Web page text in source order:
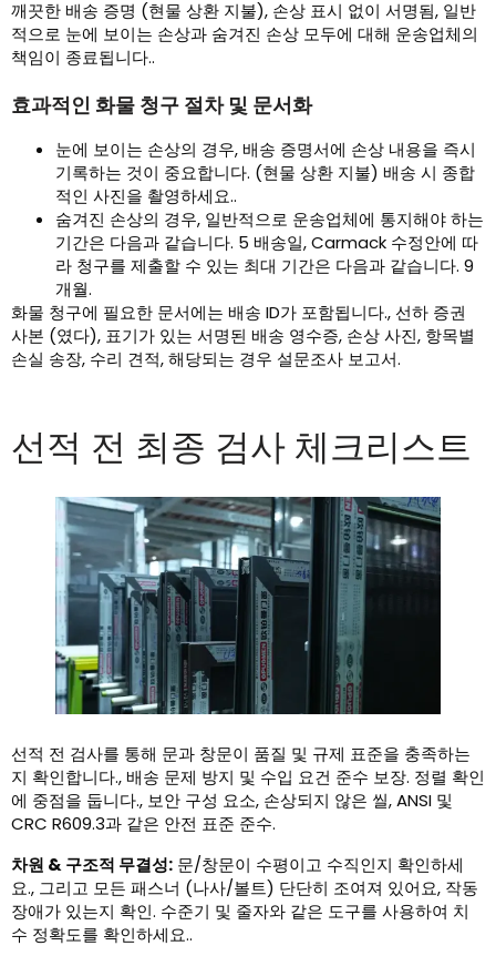
깨끗한 배송 증명 (현물 상환 지불), 손상 표시 없이 서명됨, 일반
적으로 눈에 보이는 손상과 숨겨진 손상 모두에 대해 운송업체의
책임이 종료됩니다..
효과적인 화물 청구 절차 및 문서화
눈에 보이는 손상의 경우, 배송 증명서에 손상 내용을 즉시
기록하는 것이 중요합니다. (현물 상환 지불) 배송 시 종합
적인 사진을 촬영하세요..
숨겨진 손상의 경우, 일반적으로 운송업체에 통지해야 하는
기간은 다음과 같습니다. 5 배송일, Carmack 수정안에 따
라 청구를 제출할 수 있는 최대 기간은 다음과 같습니다. 9
개월.
화물 청구에 필요한 문서에는 배송 ID가 포함됩니다., 선하 증권
사본 (였다), 표기가 있는 서명된 배송 영수증, 손상 사진, 항목별
손실 송장, 수리 견적, 해당되는 경우 설문조사 보고서.
선적 전 최종 검사 체크리스트
선적 전 검사를 통해 문과 창문이 품질 및 규제 표준을 충족하는
지 확인합니다., 배송 문제 방지 및 수입 요건 준수 보장. 정렬 확인
에 중점을 둡니다., 보안 구성 요소, 손상되지 않은 씰, ANSI 및
CRC R609.3과 같은 안전 표준 준수.
차원 & 구조적 무결성: 문/창문이 수평이고 수직인지 확인하세
요., 그리고 모든 패스너 (나사/볼트) 단단히 조여져 있어요, 작동
장애가 있는지 확인. 수준기 및 줄자와 같은 도구를 사용하여 치
수 정확도를 확인하세요..